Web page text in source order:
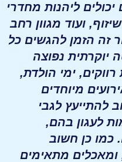
ליהנות מחדרי
ועוד מגוון רחב
זה הזמן להגשים כל
יוקרתית נפוצה
ימי הולדת,
מיוחדים
להתייעץ לגבי
לעגון בהם,
כמו כן חשוב
ומאכלים מתאימים